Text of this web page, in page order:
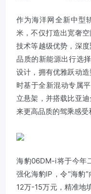
作为海洋网全新中型
米，不仅打造出宽奢
技术等越级优势，深
品质的新能源出行选
设计，拥有优雅跃动
时基于全新混动专属
立悬架，并搭载比亚
来更高品质的驾乘感受
海豹06DM-i将于今年
强化海豹IP，令“海豹
12万-15万元，精准地